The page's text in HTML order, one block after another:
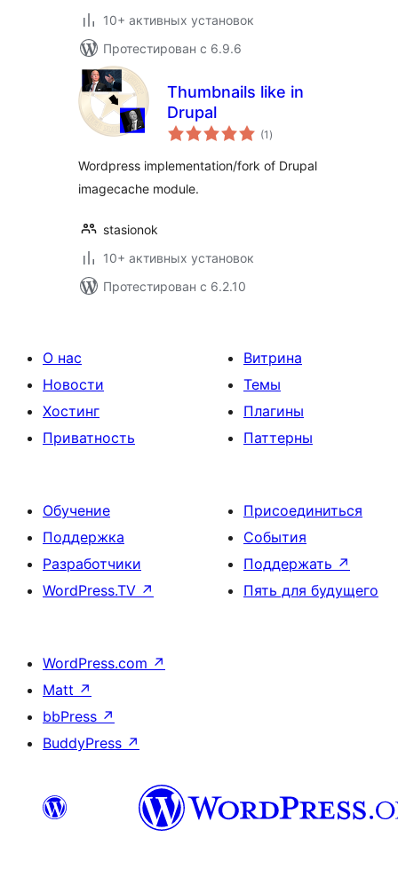
10+ активных установок
Протестирован с 6.9.6
Thumbnails like in
Drupal
(1 общий
рейтинг
)
Wordpress implementation/fork of Drupal
imagecache module.
stasionok
10+ активных установок
Протестирован с 6.2.10
О нас
Новости
Хостинг
Приватность
Витрина
Темы
Плагины
Паттерны
Обучение
Поддержка
Разработчики
WordPress.TV ↗
Присоединиться
События
Поддержать ↗
Пять для будущего
WordPress.com ↗
Matt ↗
bbPress ↗
BuddyPress ↗